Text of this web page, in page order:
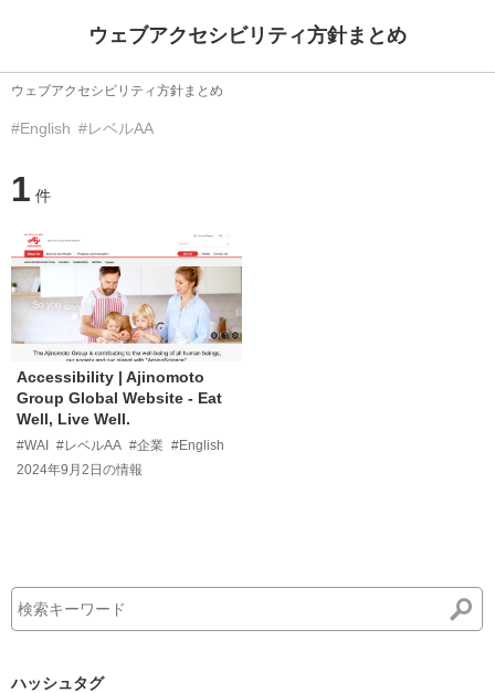
ウェブアクセシビリティ方針まとめ
ウェブアクセシビリティ方針まとめ
#English #レベルAA
1 件
Accessibility | Ajinomoto
Group Global Website - Eat
Well, Live Well.
#WAI #レベルAA #企業 #English
2024年9月2日の情報
ハッシュタグ